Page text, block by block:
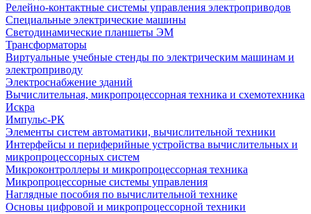
Релейно-контактные системы управления электроприводов
Специальные электрические машины
Светодинамические планшеты ЭМ
Трансформаторы
Виртуальные учебные стенды по электрическим машинам и
электроприводу
Электроснабжение зданий
Вычислительная, микропроцессорная техника и схемотехника
Искра
Импульс-РК
Элементы систем автоматики, вычислительной техники
Интерфейсы и периферийные устройства вычислительных и
микропроцессорных систем
Микроконтроллеры и микропроцессорная техника
Микропроцессорные системы управления
Наглядные пособия по вычислительной технике
Основы цифровой и микропроцессорной техники